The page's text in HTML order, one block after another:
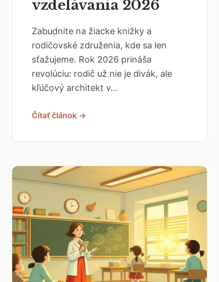
vzdelávania 2026
Zabudnite na žiacke knižky a
rodičovské združenia, kde sa len
sťažujeme. Rok 2026 prináša
revolúciu: rodič už nie je divák, ale
kľúčový architekt v...
Čítať článok →